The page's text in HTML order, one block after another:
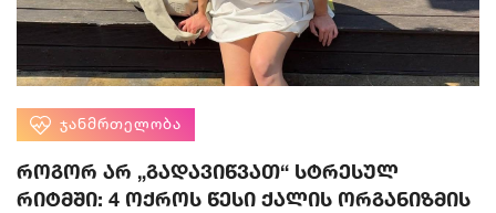
ᲯᲐᲜᲛᲠᲗᲔᲚᲝᲑᲐ
როგორ არ „გადავიწვათ“ სტრესულ
რიტმში: 4 ოქროს წესი ქალის ორგანიზმის